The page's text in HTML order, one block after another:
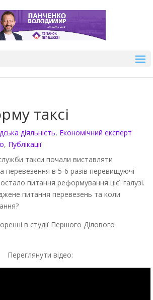
таксі
діяльність, Економічний експерт
, Публікації
такси почали виставляти
перевезення в 5-6 разів перевищуючі
питання реформування цієї галузі.
питання перевезень та коли
в студії Першого Ділового
Переглянути відео: